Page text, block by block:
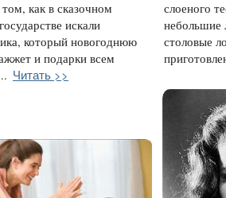
как в сказочном
искали
который новогоднюю
и подарки всем
Читать >>
слоеного
небольшие
столовые